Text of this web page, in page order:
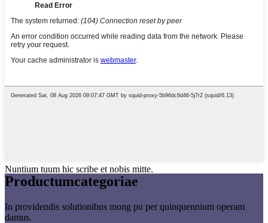
Nuntium tuum hic scribe et nobis mitte.
Productumcategoriae
In providendis solutionibus mong pu per quinquennium operam
damus.